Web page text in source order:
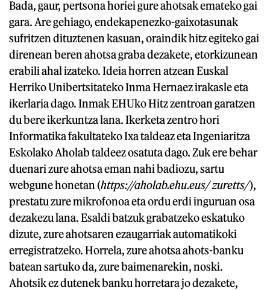
Bada, gaur, pertsona horiei gure ahotsak emateko gai
gara. Are gehiago, endekapenezko-gaixotasunak
sufritzen dituztenen kasuan, oraindik hitz egiteko gai
direnean beren ahotsa graba dezakete, etorkizunean
erabili ahal izateko. Ideia horren atzean Euskal
Herriko Unibertsitateko Inma Hernaez irakasle eta
ikerlaria dago. Inmak EHUko Hitz zentroan garatzen
du bere ikerkuntza lana. Ikerketa zentro hori
Informatika fakultateko Ixa taldeaz eta Ingeniaritza
Eskolako Aholab taldeez osatuta dago. Zuk ere behar
duenari zure ahotsa eman nahi badiozu, sartu
webgune honetan (https://aholab.ehu.eus/ zuretts/),
prestatu zure mikrofonoa eta ordu erdi inguruan osa
dezakezu lana. Esaldi batzuk grabatzeko eskatuko
dizute, zure ahotsaren ezaugarriak automatikoki
erregistratzeko. Horrela, zure ahotsa ahots-banku
batean sartuko da, zure baimenarekin, noski.
Ahotsik ez dutenek banku horretara jo dezakete,